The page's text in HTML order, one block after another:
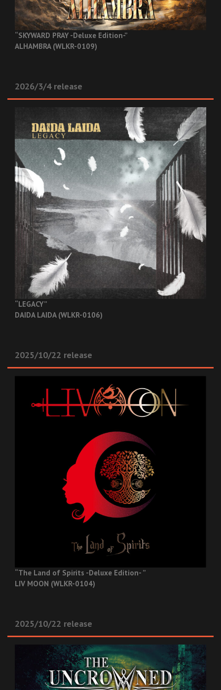
“SKYWARD PRAY -Deluxe Edition-”
ALHAMBRA (WLKR-0109)
2026/3/4 release
“LEGACY”
DAIDA LAIDA (WLKR-0106)
2025/10/22 release
“The Land of Spirits -Deluxe Edition- ”
LIV MOON (WLKR-0104)
2025/10/22 release